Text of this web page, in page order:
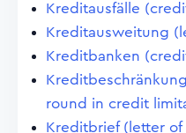
Kreditausfälle
Kreditausweitung
Kreditbanken
round in credit
Kreditbrief (letter of